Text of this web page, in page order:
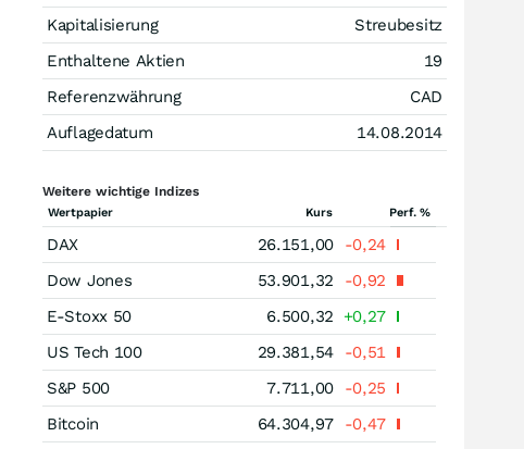
Kapitalisierung
Streubesitz
Enthaltene Aktien
19
Referenzwährung
CAD
Auflagedatum
14.08.2014
Weitere wichtige Indizes
Wertpapier Kurs Perf. %
DAX 26.151,00
-0,24
Dow Jones
53.901,32
-0,92
E-Stoxx 50
6.500,32
+0,27
US Tech 100
29.381,54
-0,51
S&P 500
7.711,00
-0,25
Bitcoin
64.304,97
-0,47